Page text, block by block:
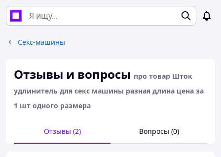
Секс-машины
Отзывы и вопросы про товар Шток
удлинитель для секс машины разная длина цена за
1 шт одного размера
Отзывы (2) Вопросы (0)